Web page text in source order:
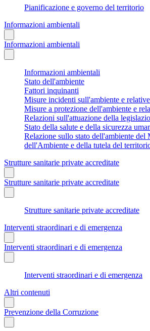
Pianificazione e governo del territorio
Informazioni ambientali
Informazioni ambientali
Informazioni ambientali
Stato dell'ambiente
Fattori inquinanti
Misure incidenti sull'ambiente e
Misure a protezione dell'ambiente e
Relazioni sull'attuazione della
Stato della salute e della sicurezza
Relazione sullo stato dell'ambiente del
dell'Ambiente e della tutela del
Strutture sanitarie private accreditate
Strutture sanitarie private accreditate
Strutture sanitarie private accreditate
Interventi straordinari e di emergenza
Interventi straordinari e di emergenza
Interventi straordinari e di emergenza
Altri contenuti
Prevenzione della Corruzione